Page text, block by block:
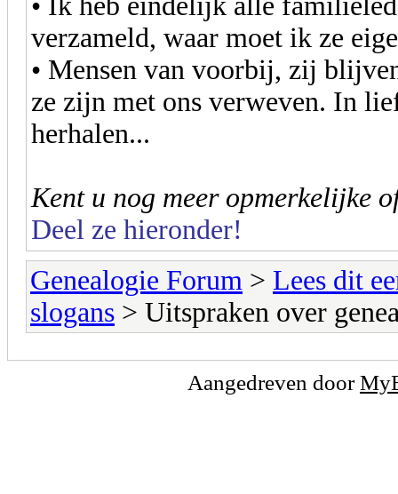
verzameld, waar moet ik ze
• Mensen van voorbij, zij
ze zijn met ons verweven. In
herhalen...
Kent u nog meer opmerkelijke
Deel ze hieronder!
Genealogie Forum > Lees dit
slogans > Uitspraken over
Aangedreven door